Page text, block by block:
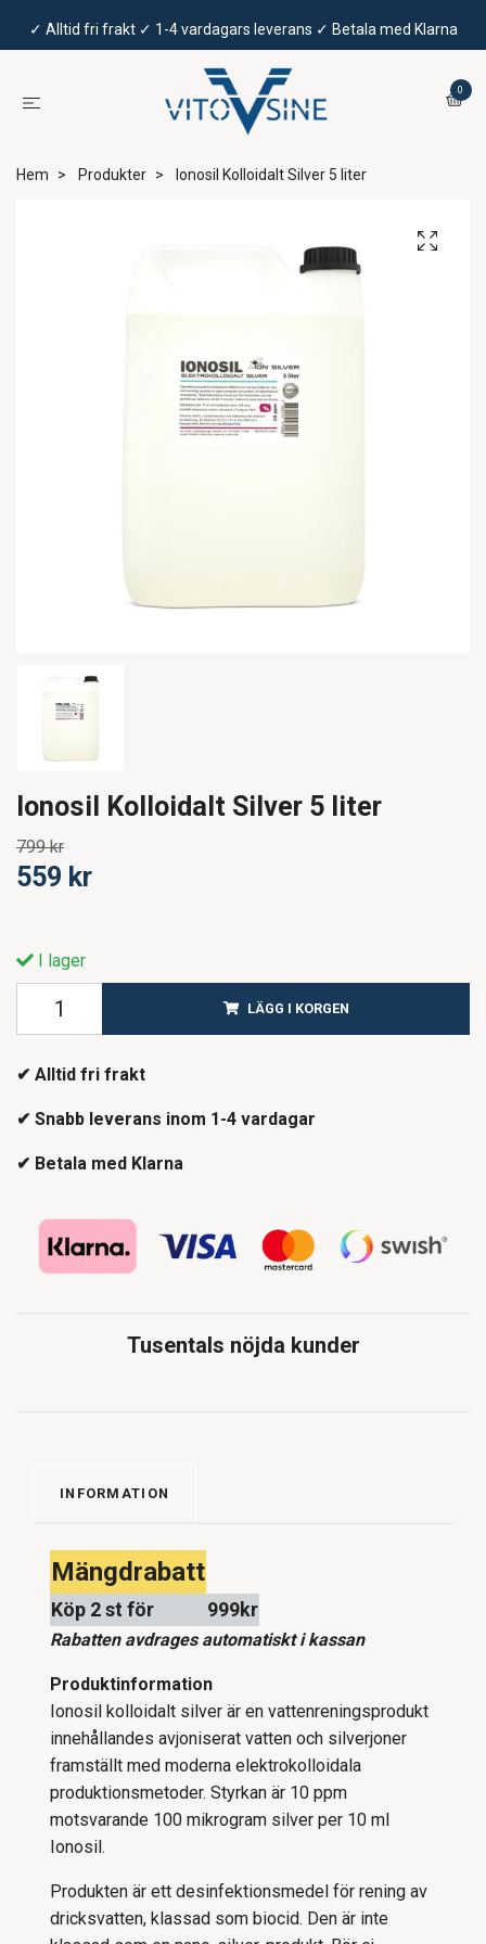
✓ Alltid fri frakt ✓ 1-4 vardagars leverans ✓ Betala med Klarna
0
Hem Produkter Ionosil Kolloidalt Silver 5 liter
Ionosil Kolloidalt Silver 5 liter
799 kr
559 kr
I lager
LÄGG I KORGEN
✔ Alltid fri frakt
✔ Snabb leverans inom 1-4 vardagar
✔ Betala med Klarna
Tusentals nöjda kunder
INFORMATION
Mängdrabatt
Köp 2 st för 999kr
Rabatten avdrages automatiskt i kassan
Produktinformation
Ionosil kolloidalt silver är en vattenreningsprodukt
innehållandes avjoniserat vatten och silverjoner
framställt med moderna elektrokolloidala
produktionsmetoder. Styrkan är 10 ppm
motsvarande 100 mikrogram silver per 10 ml
Ionosil.
Produkten är ett desinfektionsmedel för rening av
dricksvatten, klassad som biocid. Den är inte